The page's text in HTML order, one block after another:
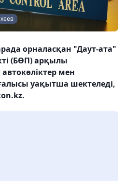
орналасқан "Даут-ата"
(БӨП) арқылы
мен
уақытша шектеледі,